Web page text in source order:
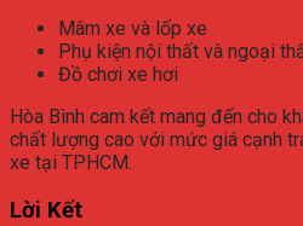
Mâm xe và lốp xe
Phụ kiện nội thất và ngoại
Đồ chơi xe hơi
Hòa Bình cam kết mang đến cho
chất lượng cao với mức giá cạnh
xe tại TPHCM.
Lời Kết